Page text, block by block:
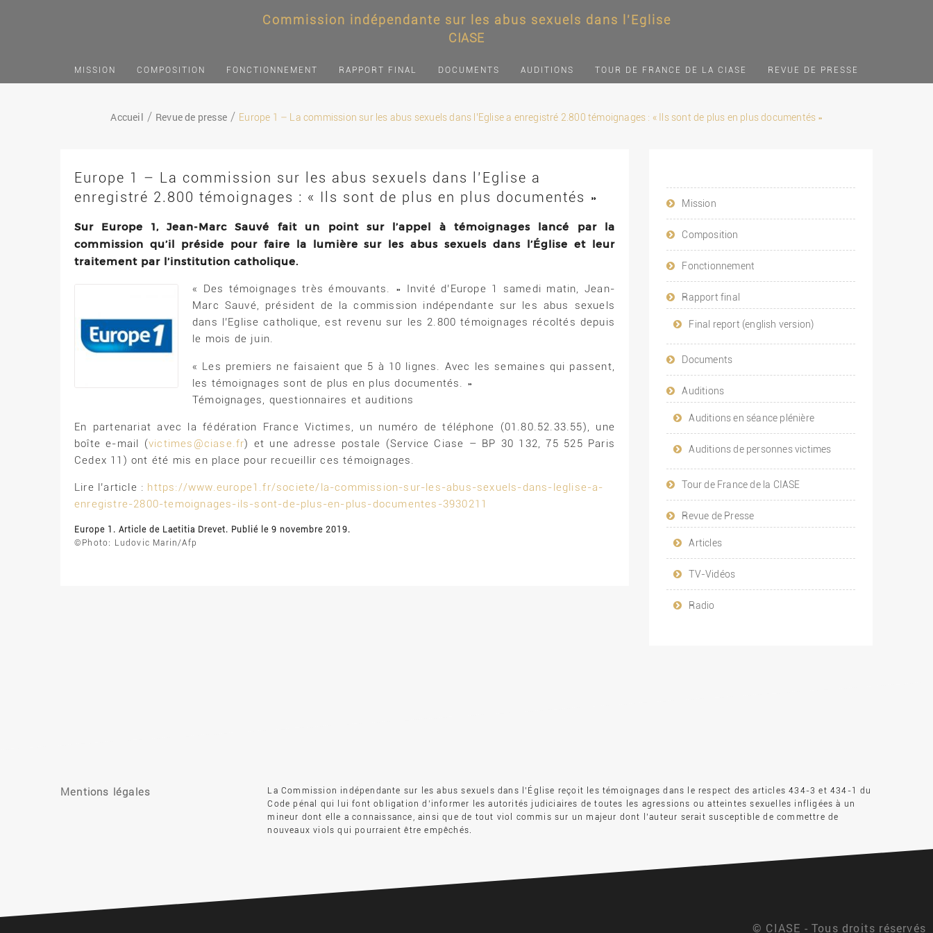
Commission indépendante sur les abus sexuels dans l'Eglise
CIASE
MISSION COMPOSITION FONCTIONNEMENT RAPPORT FINAL DOCUMENTS AUDITIONS TOUR DE FRANCE DE LA CIASE REVUE DE PRESSE
Accueil Revue de presse Europe 1 – La commission sur les abus sexuels dans l’Eglise a enregistré 2.800 témoignages : « Ils sont de plus en plus documentés »
Europe 1 – La commission sur les abus sexuels dans l’Eglise a
enregistré 2.800 témoignages : « Ils sont de plus en plus documentés »
Sur Europe 1, Jean-Marc Sauvé fait un point sur l’appel à témoignages lancé par la
commission qu’il préside pour faire la lumière sur les abus sexuels dans l’Église et leur
traitement par l’institution catholique.
« Des témoignages très émouvants. » Invité d’Europe 1 samedi matin, Jean-
Marc Sauvé, président de la commission indépendante sur les abus sexuels
dans l’Eglise catholique, est revenu sur les 2.800 témoignages récoltés depuis
le mois de juin.
« Les premiers ne faisaient que 5 à 10 lignes. Avec les semaines qui passent,
les témoignages sont de plus en plus documentés. »
Témoignages, questionnaires et auditions
En partenariat avec la fédération France Victimes, un numéro de téléphone (01.80.52.33.55), une
boîte e-mail (victimes@ciase.fr) et une adresse postale (Service Ciase – BP 30 132, 75 525 Paris
Cedex 11) ont été mis en place pour recueillir ces témoignages.
Lire l’article : https://www.europe1.fr/societe/la-commission-sur-les-abus-sexuels-dans-leglise-a-
enregistre-2800-temoignages-ils-sont-de-plus-en-plus-documentes-3930211
Europe 1. Article de Laetitia Drevet. Publié le 9 novembre 2019.
©Photo: Ludovic Marin/Afp
Mission
Composition
Fonctionnement
Rapport final
Final report (english version)
Documents
Auditions
Auditions en séance plénière
Auditions de personnes victimes
Tour de France de la CIASE
Revue de Presse
Articles
TV-Vidéos
Radio
Mentions légales
La Commission indépendante sur les abus sexuels dans l’Église reçoit les témoignages dans le respect des articles 434-3 et 434-1 du
Code pénal qui lui font obligation d’informer les autorités judiciaires de toutes les agressions ou atteintes sexuelles infligées à un
mineur dont elle a connaissance, ainsi que de tout viol commis sur un majeur dont l’auteur serait susceptible de commettre de
nouveaux viols qui pourraient être empêchés.
© CIASE - Tous droits réservés